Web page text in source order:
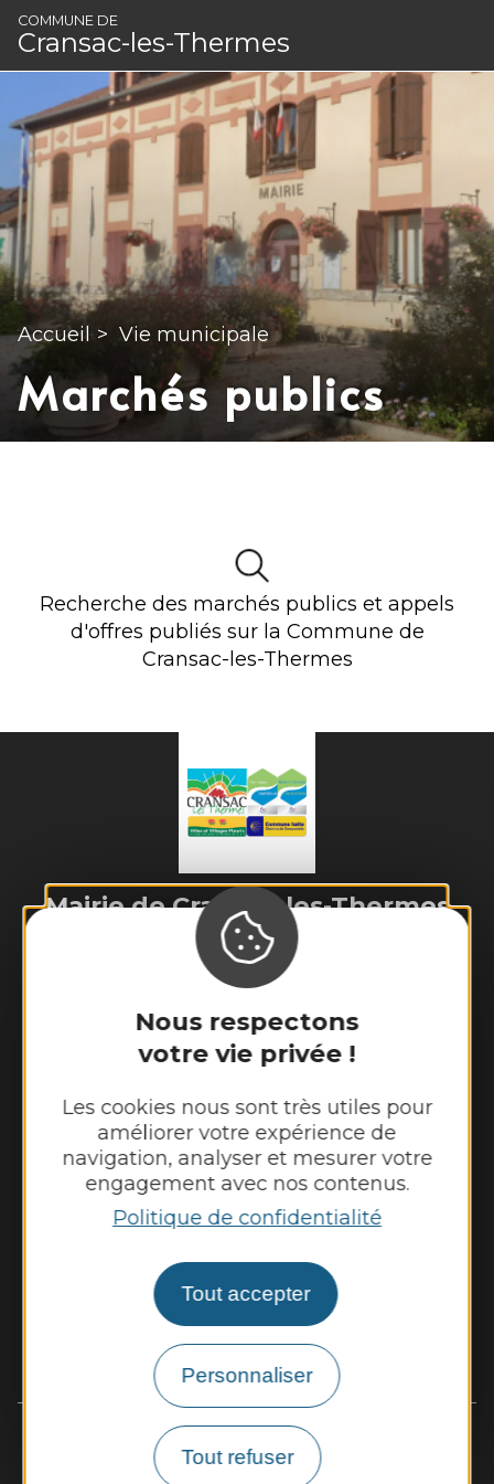
Panneau de gestion des cookies
Nous respectons
votre vie privée !
Les cookies nous sont très utiles pour
améliorer votre expérience de
navigation, analyser et mesurer votre
engagement avec nos contenus.
Politique de confidentialité
Tout accepter
Personnaliser
Tout refuser
COMMUNE DE
Cransac-les-Thermes
Accueil > Vie municipale
Marchés publics
Recherche des marchés publics et appels
d'offres publiés sur la Commune de
Cransac-les-Thermes
Mairie deCransac-les-Thermes
28 place de l'Hôtel de Ville
12110 Cransac-les-Thermes
Horaires d'ouverture au public :
17h30
Vendredi : 8h00 - 12h00
Nous contacter Météo
Découvrir
Vie municipale
Vivre et travaillerCulture, sport et loisirs